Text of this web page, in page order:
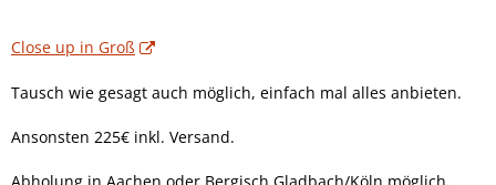
Close up in Groß
Tausch wie gesagt auch möglich, einfach mal alles anbieten.
Ansonsten 225€ inkl. Versand.
Abholung in Aachen oder Bergisch Gladbach/Köln möglich.